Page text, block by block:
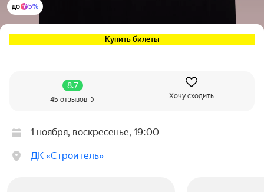
до 5%
Купить билеты
8.7
45 отзывов Хочу сходить
1 ноября, воскресенье, 19:00
ДК «Строитель»